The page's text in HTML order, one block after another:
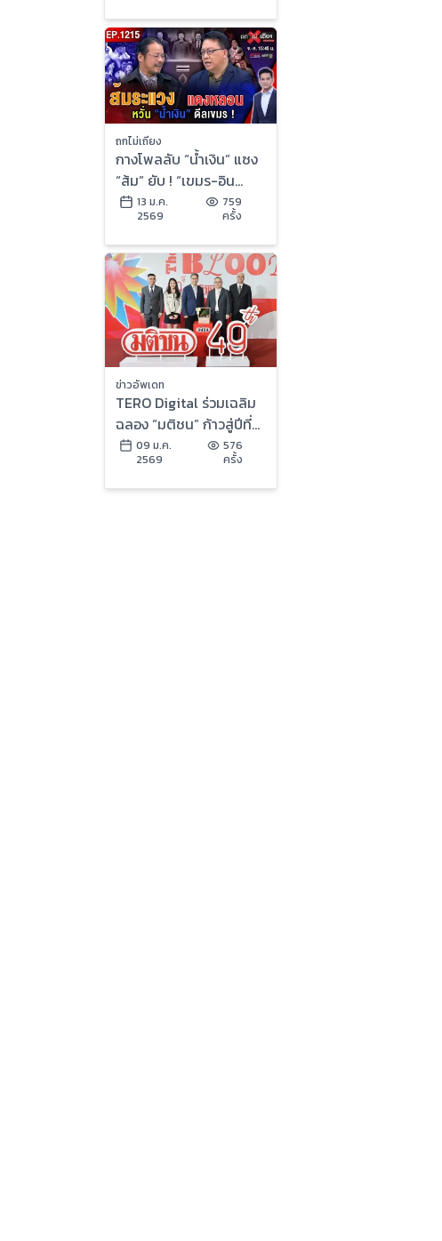
ถกไม่เถียง
กางโพลลับ “น้ำเงิน” แซง
“ส้ม” ยับ ! “เขมร-อิน
ฟลูฯ-บ้านใหญ่” รุมกระซ
วก อ่วมอรทัย !
13 ม.ค.
2569
759
ครั้ง
ข่าวอัพเดท
TERO Digital ร่วมเฉลิม
ฉลอง “มติชน” ก้าวสู่ปีที่
49: The Bloomer for
09 ม.ค.
2569
576
ครั้ง